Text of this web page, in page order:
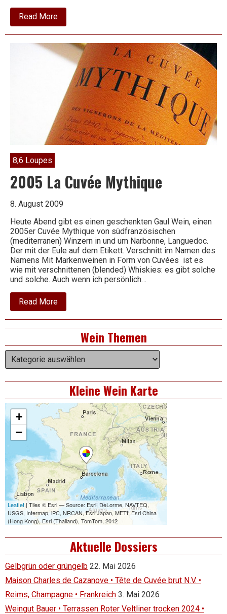
Read Moreabout
2019
La
Mythique
Rosé
8,6 Loupes
2005 La Cuvée Mythique
8. August 2009
Heute Abend gibt es einen geschenkten Gaul Wein, einen
2005er Cuvée Mythique von südfranzösischen
(mediterranen) Winzern in und um Narbonne, Languedoc.
Der mit der Eule auf dem Etikett. Verschnitt im Namen des
Namens Mit Markenweinen in Form von Cuvées ist es
wie mit verschnittenen (blended) Whiskies: es gibt solche
und solche. Auch wenn ich persönlich…
Read Moreabout
2005
La
Mythique
Right
Asides
Wein Themen
Wein
Themen
Kleine Wein Karte
Aktuelle Dossiers
Gelbgrün oder grüngelb 22. Mai 2026
Maison Charles de Cazanove • Tête de Cuvée brut N.V. •
Reims, Champagne • Frankreich 3. Mai 2026
Weingut Bauer • Terrassen Roter Veltliner trocken 2024 •